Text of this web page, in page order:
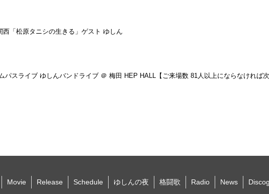
西「松原タニシの生きる」ゲスト ゆしん
パスライブ ゆしんバンドライブ ＠ 梅田 HEP HALL【ご来場数 81人以上にならなければ次
Movie Release Schedule ゆしんの夜 格闘歌 Radio News